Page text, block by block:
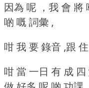
因為 呢 ，我 會 將
啲 嘅 詞彙 ,
咁 我 要 錄音 ,跟
咁 當 一日 有 成